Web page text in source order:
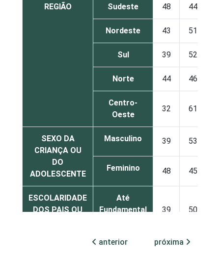
REGIÃO Sudeste 48 44
Nordeste 43 51
Sul 39 52
Norte 44 46
Centro-
Oeste
32 61
SEXO DA
CRIANÇA OU
DO
ADOLESCENTE
Masculino 39 53
Feminino 48 45
ESCOLARIDADE
DOS PAIS OU
Até
Fundamental
39 50
Fundamental
anterior próxima